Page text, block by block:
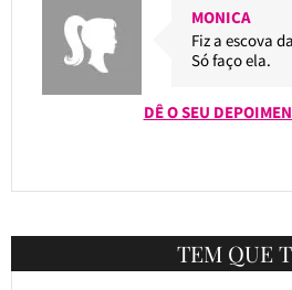
MONICA
Fiz a escova
Só faço ela.
DÊ O SEU
TEM QUE